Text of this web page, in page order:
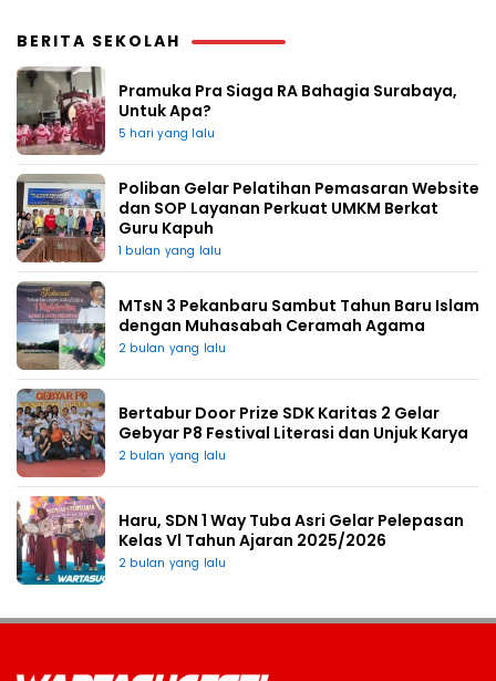
BERITA SEKOLAH
Pramuka Pra Siaga RA Bahagia Surabaya,
Untuk Apa?
5 hari yang lalu
Poliban Gelar Pelatihan Pemasaran Website
dan SOP Layanan Perkuat UMKM Berkat
Guru Kapuh
1 bulan yang lalu
MTsN 3 Pekanbaru Sambut Tahun Baru Islam
dengan Muhasabah Ceramah Agama
2 bulan yang lalu
Bertabur Door Prize SDK Karitas 2 Gelar
Gebyar P8 Festival Literasi dan Unjuk Karya
2 bulan yang lalu
Haru, SDN 1 Way Tuba Asri Gelar Pelepasan
Kelas Vl Tahun Ajaran 2025/2026
2 bulan yang lalu